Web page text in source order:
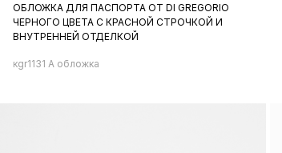
ОБЛОЖКА ДЛЯ ПАСПОРТА ОТ DI GREGORIO
ЧЕРНОГО ЦВЕТА С КРАСНОЙ СТРОЧКОЙ И
ВНУТРЕННЕЙ ОТДЕЛКОЙ
кgr1131 A обложка